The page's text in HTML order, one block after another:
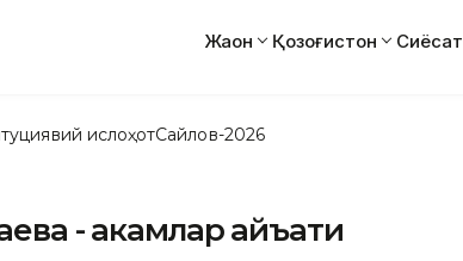
Жаҳон Қозоғистон Сиёсат
ислоҳотСайлов-2026
- ҳакамлар ҳайъати